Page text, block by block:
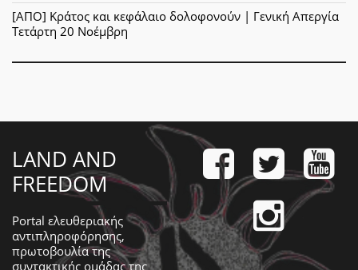
[ΑΠΟ] Κράτος και κεφάλαιο δολοφονούν | Γενική Απεργία
Τετάρτη 20 Νοέμβρη
LAND AND
FREEDOM
Portal ελευθεριακής
αντιπληροφόρησης,
πρωτοβουλία της
συντακτικής ομάδας της